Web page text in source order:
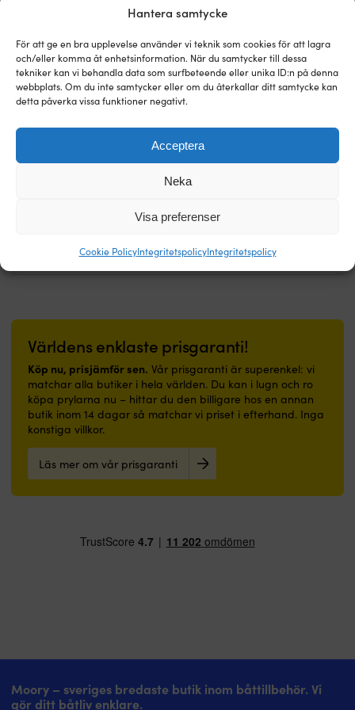
Hantera samtycke
För att ge en bra upplevelse använder vi teknik som cookies för att lagra
och/eller komma åt enhetsinformation. När du samtycker till dessa
tekniker kan vi behandla data som surfbeteende eller unika ID:n på denna
webbplats. Om du inte samtycker eller om du återkallar ditt samtycke kan
detta påverka vissa funktioner negativt.
Acceptera
Neka
Visa preferenser
Cookie PolicyIntegritetspolicyIntegritetspolicy
Ankarband / ankarlina till
Ankarband / ankarlina till
ankarbandsrulle (30 meter x 30 mm)
Rek.759
var:
759 kr.379 kr.
Världens enklaste prisgaranti!
Köp nu, prisjämför sen. Vår prisgaranti är superenkel: vi
matchar alla butiker i hela världen. Du kan i lugn och ro
köpa prylarna nu – hittar du den billigare hos en annan
butik inom 14 dagar så matchar vi priset i efterhand. Inga
konstiga villkor.
Läs mer om vår prisgaranti
Moory – sveriges bredaste butik inom båttillbehör. Vi
gör ditt båtliv enklare.